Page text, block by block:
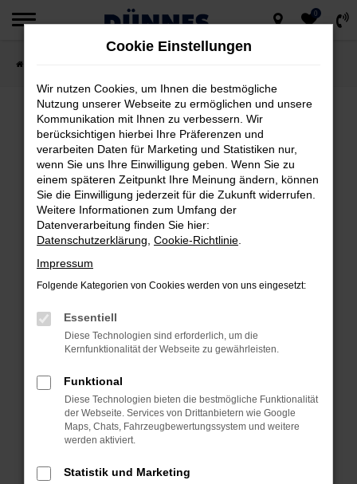
Zum
springen
0
FEHLER: NETWORK ERROR
Beim Laden ist ein Fehler aufgetreten.
Hier sind ein paar Tipps, die dir helfen können:
Überprüfe deine Firewall und deine
Internetverbindung.
Laden andere Webseiten, zum Beispiel
deine Suchmaschine?
Prüfe deine Browsererweiterungen.
Manche Erweiterungen, wie Werbeblocker,
können das Laden bestimmter Seiten
anderen Browser oder in einem privaten
Fenster?
Starte dein Gerät neu.
vorübergehende Probleme zu beheben.
Cookie Einstellungen
Wir nutzen Cookies, um Ihnen die bestmögliche
Nutzung unserer Webseite zu ermöglichen und unsere
Kommunikation mit Ihnen zu verbessern. Wir
berücksichtigen hierbei Ihre Präferenzen und
verarbeiten Daten für Marketing und Statistiken nur,
wenn Sie uns Ihre Einwilligung geben. Wenn Sie zu
einem späteren Zeitpunkt Ihre Meinung ändern, können
Sie die Einwilligung jederzeit für die Zukunft widerrufen.
Weitere Informationen zum Umfang der
Datenverarbeitung finden Sie hier:
Datenschutzerklärung Cookie-Richtlinie
Impressum
Folgende Kategorien von Cookies werden von uns eingesetzt:
Essentiell
Diese Technologien sind erforderlich, um die
Kernfunktionalität der Webseite zu gewährleisten.
Funktional
Diese Technologien bieten die bestmögliche Funktionalität
der Webseite. Services von Drittanbietern wie Google
Maps, Chats, Fahrzeugbewertungssystem und weitere
werden aktiviert.
Statistik und Marketing